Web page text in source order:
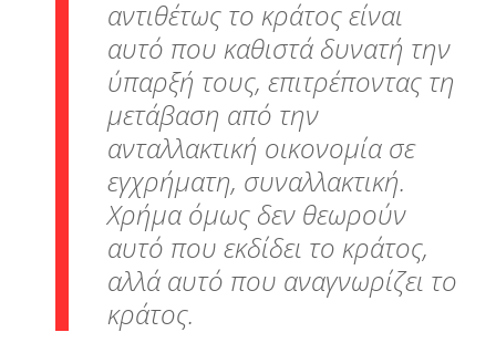
αντιθέτως το κράτος είναι
αυτό που καθιστά δυνατή την
ύπαρξή τους, επιτρέποντας τη
μετάβαση από την
ανταλλακτική οικονομία σε
εγχρήματη, συναλλακτική.
Χρήμα όμως δεν θεωρούν
αυτό που εκδίδει το κράτος,
αλλά αυτό που αναγνωρίζει το
κράτος.